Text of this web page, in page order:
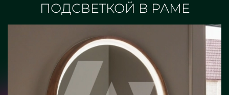
ПОДСВЕТКОЙ В РАМЕ